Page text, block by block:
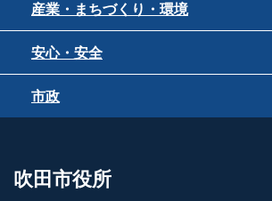
産業・まちづくり・環境
安心・安全
市政
吹田市役所